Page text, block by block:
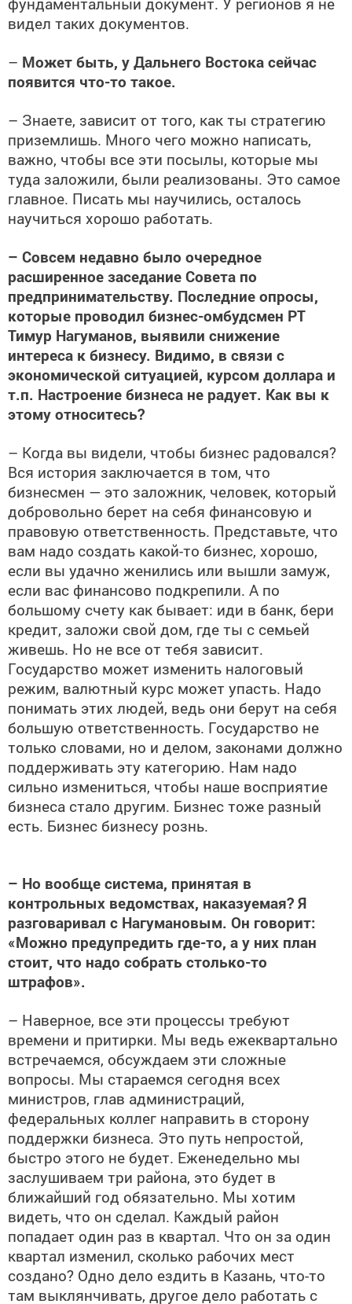
видел таких документов.
– Может быть, у Дальнего Востока сейчас
появится что-то такое.
– Знаете, зависит от того, как ты стратегию
приземлишь. Много чего можно написать,
важно, чтобы все эти посылы, которые мы
туда заложили, были реализованы. Это самое
главное. Писать мы научились, осталось
научиться хорошо работать.
– Совсем недавно было очередное
расширенное заседание Совета по
предпринимательству. Последние опросы,
которые проводил бизнес-омбудсмен РТ
Тимур Нагуманов, выявили снижение
интереса к бизнесу. Видимо, в связи с
экономической ситуацией, курсом доллара и
т.п. Настроение бизнеса не радует. Как вы к
этому относитесь?
– Когда вы видели, чтобы бизнес радовался?
Вся история заключается в том, что
бизнесмен — это заложник, человек, который
добровольно берет на себя финансовую и
правовую ответственность. Представьте, что
вам надо создать какой-то бизнес, хорошо,
если вы удачно женились или вышли замуж,
если вас финансово подкрепили. А по
большому счету как бывает: иди в банк, бери
кредит, заложи свой дом, где ты с семьей
живешь. Но не все от тебя зависит.
Государство может изменить налоговый
режим, валютный курс может упасть. Надо
понимать этих людей, ведь они берут на себя
большую ответственность. Государство не
только словами, но и делом, законами должно
поддерживать эту категорию. Нам надо
сильно измениться, чтобы наше восприятие
бизнеса стало другим. Бизнес тоже разный
есть. Бизнес бизнесу рознь.
– Но вообще система, принятая в
контрольных ведомствах, наказуемая? Я
разговаривал с Нагумановым. Он говорит:
«Можно предупредить где-то, а у них план
стоит, что надо собрать столько-то
штрафов».
– Наверное, все эти процессы требуют
времени и притирки. Мы ведь ежеквартально
встречаемся, обсуждаем эти сложные
вопросы. Мы стараемся сегодня всех
министров, глав администраций,
федеральных коллег направить в сторону
поддержки бизнеса. Это путь непростой,
быстро этого не будет. Еженедельно мы
заслушиваем три района, это будет в
ближайший год обязательно. Мы хотим
видеть, что он сделал. Каждый район
попадает один раз в квартал. Что он за один
квартал изменил, сколько рабочих мест
создано? Одно дело ездить в Казань, что-то
там выклянчивать, другое дело работать с